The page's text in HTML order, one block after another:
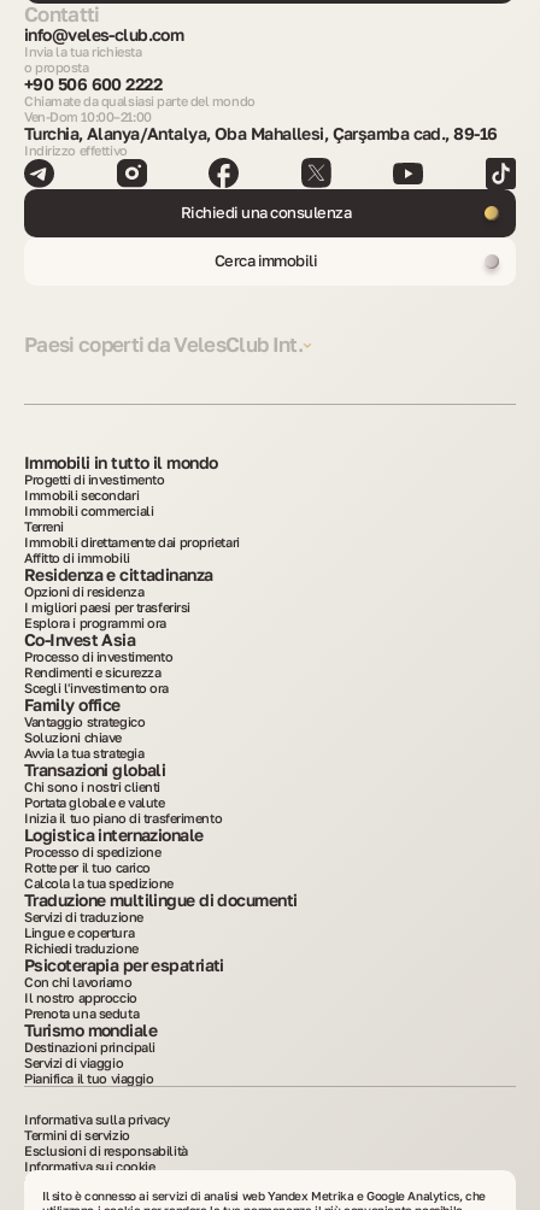
Contatti
info@veles-club.com
Invia la tua richiesta
o proposta
+90 506 600 2222
Chiamate da qualsiasi parte del mondo
Ven-Dom 10:00–21:00
Turchia, Alanya/Antalya, Oba Mahallesi, Çarşamba cad., 89-16
Indirizzo effettivo
Richiedi una consulenza
Cerca immobili
Paesi coperti da VelesClub Int.
Immobili in tutto il mondo
Progetti di investimento
Immobili secondari
Immobili commerciali
Terreni
Immobili direttamente dai proprietari
Affitto di immobili
Residenza e cittadinanza
Opzioni di residenza
I migliori paesi per trasferirsi
Esplora i programmi ora
Co-Invest Asia
Processo di investimento
Rendimenti e sicurezza
Scegli l'investimento ora
Family office
Vantaggio strategico
Soluzioni chiave
Avvia la tua strategia
Transazioni globali
Chi sono i nostri clienti
Portata globale e valute
Inizia il tuo piano di trasferimento
Logistica internazionale
Processo di spedizione
Rotte per il tuo carico
Calcola la tua spedizione
Traduzione multilingue di documenti
Servizi di traduzione
Lingue e copertura
Richiedi traduzione
Psicoterapia per espatriati
Con chi lavoriamo
Il nostro approccio
Prenota una seduta
Turismo mondiale
Destinazioni principali
Servizi di viaggio
Pianifica il tuo viaggio
informativo e non costituiscono pubblicità né offerta al pubblico. È vietata la copia dei
Informativa sulla privacy
Termini di servizio
Esclusioni di responsabilità
Informativa sui cookie
Il sito è connesso ai servizi di analisi web Yandex Metrika e Google Analytics, che